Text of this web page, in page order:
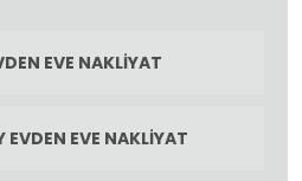
EVE NAKLIYAT
EVE NAKLIYAT